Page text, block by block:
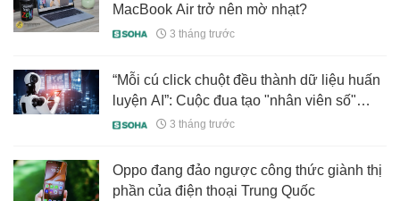
MacBook Air trở nên mờ nhạt?
3 tháng trước
“Mỗi cú click chuột đều thành dữ liệu huấn
luyện AI”: Cuộc đua tạo "nhân viên số"
đang làm đảo lộn thị trường lao động
3 tháng trước
Oppo đang đảo ngược công thức giành thị
phần của điện thoại Trung Quốc